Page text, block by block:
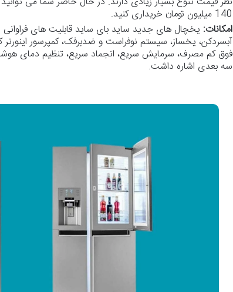
140 میلیون تومان خریداری کنید.
امکانات: یخچال های جدید ساید بای ساید قابلیت های فراوانی
فوق کم مصرف، سرمایش سریع، انجماد سریع، تنظیم دمای
سه بعدی اشاره داشت.